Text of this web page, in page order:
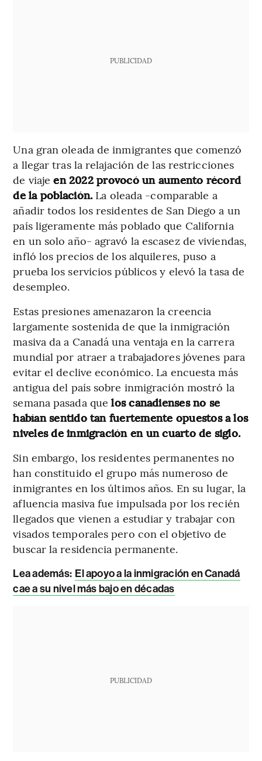
PUBLICIDAD
Una gran oleada de inmigrantes que comenzó
a llegar tras la relajación de las restricciones
de viajeen 2022 provocó un aumento récord
de la población. La oleada -comparable a
añadir todos los residentes de San Diego a un
país ligeramente más poblado que California
en un solo año- agravó la escasez de viviendas,
infló los precios de los alquileres, puso a
prueba los servicios públicos y elevó la tasa de
desempleo.
Estas presiones amenazaron la creencia
largamente sostenida de que la inmigración
masiva da a Canadá una ventaja en la carrera
mundial por atraer a trabajadores jóvenes para
evitar el declive económico. La encuesta más
antigua del país sobre inmigración mostró la
semana pasada que los canadienses no se
habían sentido tan fuertemente opuestos a los
niveles de inmigración en un cuarto de siglo.
Sin embargo, los residentes permanentes no
han constituido el grupo más numeroso de
inmigrantes en los últimos años. En su lugar, la
afluencia masiva fue impulsada por los recién
llegados que vienen a estudiar y trabajar con
visados temporales pero con el objetivo de
buscar la residencia permanente.
Lea además: El apoyo a la inmigración en Canadá
cae a su nivel más bajo en décadas
PUBLICIDAD